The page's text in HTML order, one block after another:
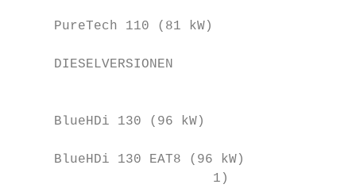
PureTech 110 (81 kW)
DIESELVERSIONEN
BlueHDi 130 (96 kW)
     BlueHDi 130 EAT8 (96 kW)
1)